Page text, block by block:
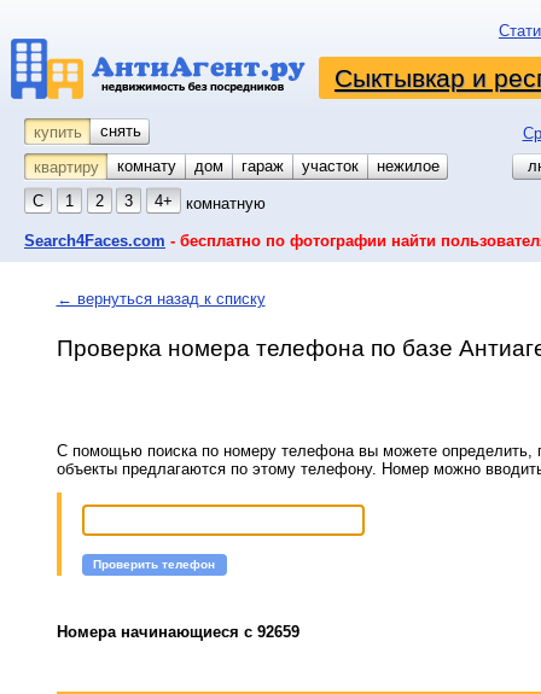
Сыктывкар и
купить снять
квартиру
комнату койко-место
дом гараж участок
нежилое
С
1 2 3 4+ комнатную
Search4Faces.com - бесплатно по фотографии найти
← вернуться назад к списку
Проверка номера телефона по базе
С помощью поиска по номеру телефона вы можете определить,
объекты предлагаются по этому телефону. Номер можно
Проверить телефон
Номера начинающиеся с 92659